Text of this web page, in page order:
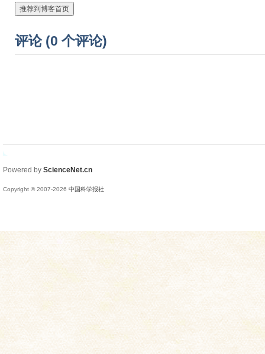
推荐到博客首页
评论 (0 个评论)
Powered by ScienceNet.cn
Copyright © 2007-2026 中国科学报社